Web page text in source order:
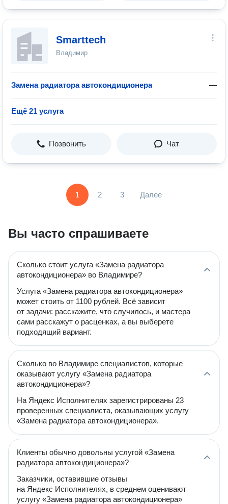
Smarttech
Владимир
Замена радиатора автокондиционера —
Ещё 21 услуга
Позвонить Чат
1 2 3 Далее
Вы часто спрашиваете
Сколько стоит услуга «Замена радиатора
автокондиционера» во Владимире?
Услуга «Замена радиатора автокондиционера»
может стоить от 1100 рублей. Всё зависит
от задачи: расскажите, что случилось, и мастера
сами расскажут о расценках, а вы выберете
подходящий вариант.
Сколько во Владимире специалистов, которые
оказывают услугу «Замена радиатора
автокондиционера»?
На Яндекс Исполнителях зарегистрированы 23
проверенных специалиста, оказывающих услугу
«Замена радиатора автокондиционера».
Клиенты обычно довольны услугой «Замена
радиатора автокондиционера»?
Заказчики, оставившие отзывы
на Яндекс Исполнителях, в среднем оценивают
услугу «Замена радиатора автокондиционера»